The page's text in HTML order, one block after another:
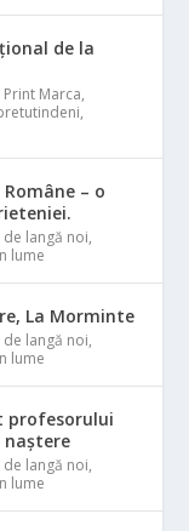
de la
Print Marca,
,
– o
de langă noi,
lume
La Morminte
de langă noi,
lume
profesorului
naștere
de langă noi,
lume